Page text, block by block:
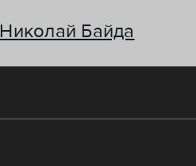
Николай Байда